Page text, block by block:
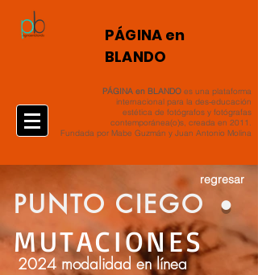
​PÁGINA en
BLANDO
PÁGINA en BLANDO es una plataforma
internacional para la des-educación
estética de fotógrafos y fotógrafas
contemporánea(o)s, creada en 2011.
Fundada por Mabe Guzmán y Juan Antonio Molina
PUNTO CIEGO
2024 modalidad en línea
.
MUTACIONES
regresar